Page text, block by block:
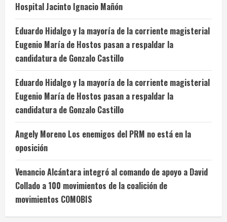
Hospital Jacinto Ignacio Mañón
Eduardo Hidalgo y la mayoría de la corriente magisterial
Eugenio María de Hostos pasan a respaldar la
candidatura de Gonzalo Castillo
Eduardo Hidalgo y la mayoría de la corriente magisterial
Eugenio María de Hostos pasan a respaldar la
candidatura de Gonzalo Castillo
Angely Moreno Los enemigos del PRM no está en la
oposición
Venancio Alcántara integró al comando de apoyo a David
Collado a 100 movimientos de la coalición de
movimientos COMOBIS